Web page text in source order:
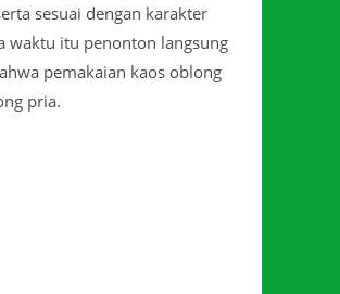
sesuai dengan karakter
waktu itu penonton langsung
pemakaian kaos oblong
pria.